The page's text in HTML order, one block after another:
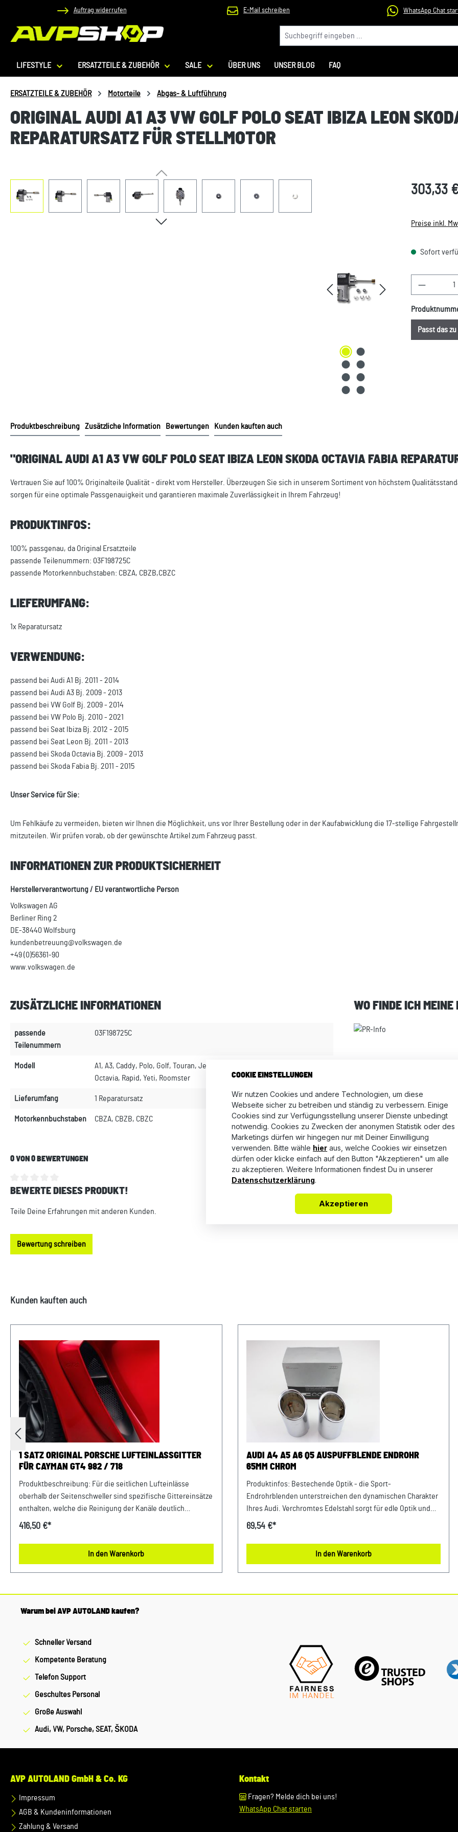
Hauptinhalt springen
Zur Suche springen
Zur Hauptnavigation springen
Auftrag widerrufen E-Mail schreiben WhatsApp Chat
LIFESTYLE ERSATZTEILE & ZUBEHÖR SALE ÜBER UNS UNSER BLOG FAQ
ERSATZTEILE & ZUBEHÖR Motorteile Abgas- & Luftführung
ORIGINAL AUDI A1 A3 VW GOLF POLO SEAT IBIZA LEON
REPARATURSATZ FÜR STELLMOTOR
303,33
Preise inkl.
Sofort
Produkt
Passt das
Produktbeschreibung Zusätzliche Information Bewertungen Kunden kauften auch
"ORIGINAL AUDI A1 A3 VW GOLF POLO SEAT IBIZA LEON SKODA OCTAVIA FABIA
Vertrauen Sie auf 100% Originalteile Qualität - direkt vom Hersteller. Überzeugen Sie sich in unserem Sortiment von höchstem
sorgen für eine optimale Passgenauigkeit und garantieren maximale Zuverlässigkeit in Ihrem Fahrzeug!
PRODUKTINFOS:
100% passgenau, da Original Ersatzteile
passende Teilenummern: 03F198725C
passende Motorkennbuchstaben: CBZA, CBZB,CBZC
LIEFERUMFANG:
1x Reparatursatz
VERWENDUNG:
passend bei Audi A1 Bj. 2011 - 2014
passend bei Audi A3 Bj. 2009 - 2013
passend bei VW Golf Bj. 2009 - 2014
passend bei VW Polo Bj. 2010 - 2021
passend bei Seat Ibiza Bj. 2012 - 2015
passend bei Seat Leon Bj. 2011 - 2013
passend bei Skoda Octavia Bj. 2009 - 2013
passend bei Skoda Fabia Bj. 2011 - 2015
Unser Service für Sie:
Um Fehlkäufe zu vermeiden, bieten wir Ihnen die Möglichkeit, uns vor Ihrer Bestellung oder in der Kaufabwicklung die 17-stellige
mitzuteilen. Wir prüfen vorab, ob der gewünschte Artikel zum Fahrzeug passt.
INFORMATIONEN ZUR PRODUKTSICHERHEIT
Herstellerverantwortung / EU verantwortliche Person
Volkswagen AG
Berliner Ring 2
DE-38440 Wolfsburg
kundenbetreuung@volkswagen.de
+49 (0)56361-90
www.volkswagen.de
ZUSÄTZLICHE INFORMATIONEN
passende
Teilenummern
03F198725C
Modell
A1, A3, Caddy, Polo, Golf, Touran, Jetta, Beetle, Altea, Ibiza, Leon, Fabia,
Octavia, Rapid, Yeti, Roomster
Lieferumfang 1 Reparatursatz
Motorkennbuchstaben CBZA, CBZB, CBZC
WO FINDE ICH
0 VON 0 BEWERTUNGEN
Durchschnittliche Bewertung von 0 von 5 Sternen
BEWERTE DIESES PRODUKT!
Teile Deine Erfahrungen mit anderen Kunden.
Bewertung schreiben
Bewertungen nur in der aktuellen Sprache anzeigen.
Keine Bewertungen gefunden. Teile Deine Erfahrungen mit
Produktgalerie überspringen
Kunden kauften auch
1 SATZ ORIGINAL PORSCHE LUFTEINLASSGITTER
FÜR CAYMAN GT4 982 / 718
Produktbeschreibung: Für die seitlichen Lufteinlässe
oberhalb der Seitenschweller sind spezifische Gittereinsätze
enthalten, welche die Reinigung der Kanäle deutlich
erleichtern, da grobe Verschmutzungen wie
in den Spülluftkanal aufgehalten werden.Mit jeder Runde auf
der Strecke gelangen Partikel wie Steinchen und
Gittereinsätze entwickelt, die grobe Verschmutzungen
bereits am gut erreichbaren Eintritt in den Spülluftkanal
sich bitte an Ihr Porsche Zentrum. Verkauf und Versand
durch: AVP Sportwagen GmbH LandshutPorsche Zentrum
DE263328607
416,50 €*
In den Warenkorb
AUDI A4 A5 A6 Q5 AUSPUFFBLENDE ENDROHR
65MM CHROM
Produktinfos: Bestechende Optik - die Sport-
Endrohrblenden unterstreichen den dynamischen Charakter
Ihres Audi. Verchromtes Edelstahl sorgt für edle Optik und
setzt optimale Akzente in Kombination mit der Heckschürze.
Rohrdurchmesser; betrifft nicht Q5.Nur als Ersatzteil für die
Original Blende bei allen C7Die Endrohrblenden werden
die angegebene Einbauzeit einem Durchschnittswert
Verwendung: A4/S4 Limousine/Avant/Quattro (2008 -
2015)A4 Allroad (2010 - 2016)A5/S5 Coupe/Cabrio/Sportback
(2008 - 2018)A6/S6 Limousine/Avant/Quattro (2005 -
2011)A6 Allroad (2007 - 2018)Q5 (2009 - 2012) Unser Service
69,54 €*
In den Warenkorb
Warum bei AVP AUTOLAND kaufen?
Schneller Versand
Kompetente Beratung
Telefon Support
Geschultes Personal
Große Auswahl
Audi, VW, Porsche, SEAT, ŠKODA
AVP AUTOLAND GmbH & Co. KG
Impressum
AGB & Kundeninformationen
Zahlung & Versand
Kontakt
Fragen? Melde dich bei uns!
WhatsApp Chat starten
COOKIE EINSTELLUNGEN
Wir nutzen Cookies und andere Technologien, um diese
Webseite sicher zu betreiben und ständig zu verbessern. Einige
Cookies sind zur Verfügungsstellung unserer Dienste unbedingt
notwendig. Cookies zu Zwecken der anonymen Statistik oder des
Marketings dürfen wir hingegen nur mit Deiner Einwilligung
verwenden. Bitte wähle hier aus, welche Cookies wir einsetzen
dürfen oder klicke einfach auf den Button "Akzeptieren" um alle
zu akzeptieren. Weitere Informationen findest Du in unserer
Datenschutzerklärung.
Akzeptieren